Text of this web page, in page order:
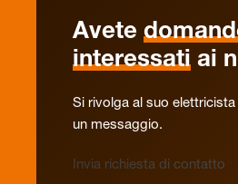
Avete
interessati ai
Si rivolga al suo
un messaggio.
Invia richiesta di contatto